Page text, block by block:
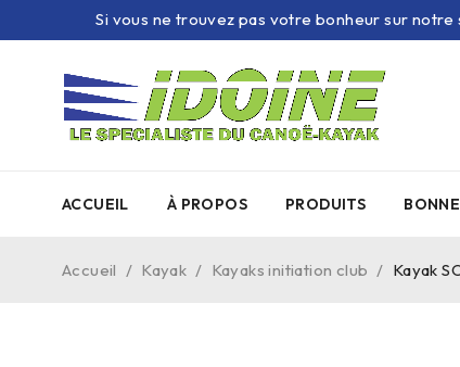
Si vous ne trouvez pas votre bonheur sur
ACCUEIL À PROPOS PRODUITS
Accueil / Kayak / Kayaks initiation club / Kayak